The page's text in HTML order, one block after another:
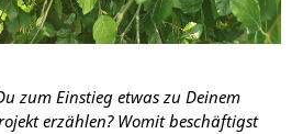
zum Einstieg etwas zu Deinem
erzählen? Womit beschäftigst